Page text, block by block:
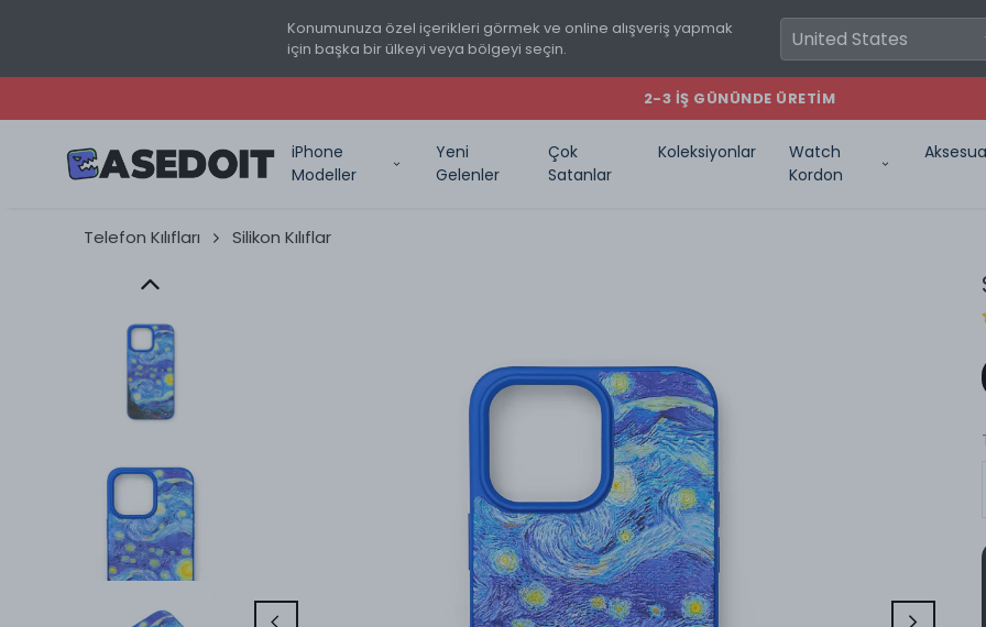
Konumunuza özel içerikleri görmek ve online alışveriş yapmak
için başka bir ülkeyi veya bölgeyi seçin.
2-3 İŞ GÜNÜNDE ÜRETIM
iPhone
Modeller
Yeni
Gelenler
Çok
Satanlar
Koleksiyonlar
Watch
Kordon
Telefon Kılıfları Silikon Kılıflar